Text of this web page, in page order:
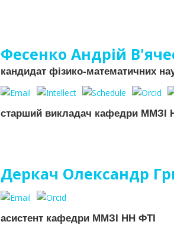
Фесенко Андрій
кандидат фізико-математичних
старший викладач кафедри ММЗІ
Деркач Олександр
асистент кафедри ММЗІ НН ФТІ